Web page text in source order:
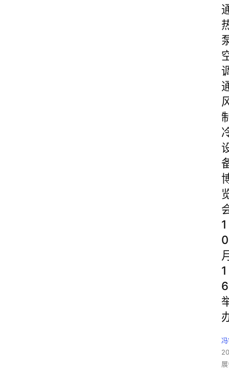
1
0
1
6